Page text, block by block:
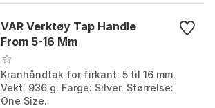
VAR Verktøy Tap Handle
From 5-16 Mm
Kranhåndtak for firkant: 5 til 16 mm.
Vekt: 936 g. Farge: Silver. Størrelse:
One Size.